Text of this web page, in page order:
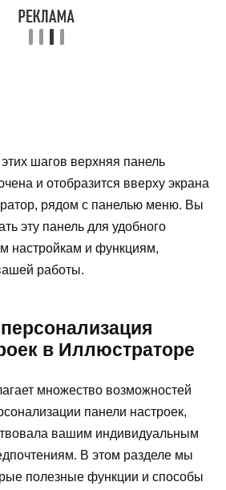
шагов верхняя панель
и отобразится вверху экрана
рядом с панелью меню. Вы
эту панель для удобного
настройкам и функциям,
работы.
в Иллюстраторе
множество возможностей
панели настроек,
вашим индивидуальным
В этом разделе мы
полезные функции и способы